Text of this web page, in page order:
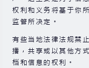
权利和义务将基于你
监管所决定。
有些当地法律法规禁
播，共享或以其他方
档和信息的权利。